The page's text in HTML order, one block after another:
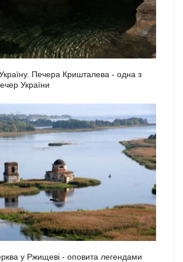
Печера Кришталева - одна з
України
у Ржищеві - оповита легендами